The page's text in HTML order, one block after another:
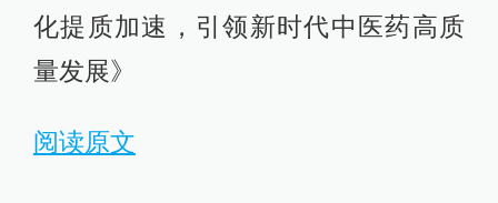
化提质加速，引领新时代中医药高质
量发展》
阅读原文